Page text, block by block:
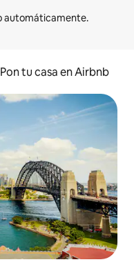
Pon tu casa en Airbnb